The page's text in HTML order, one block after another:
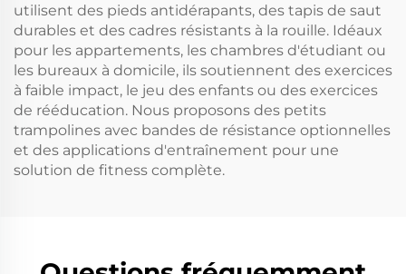
utilisent des pieds antidérapants, des tapis de saut
durables et des cadres résistants à la rouille. Idéaux
pour les appartements, les chambres d'étudiant ou
les bureaux à domicile, ils soutiennent des exercices
à faible impact, le jeu des enfants ou des exercices
de rééducation. Nous proposons des petits
trampolines avec bandes de résistance optionnelles
et des applications d'entraînement pour une
solution de fitness complète.